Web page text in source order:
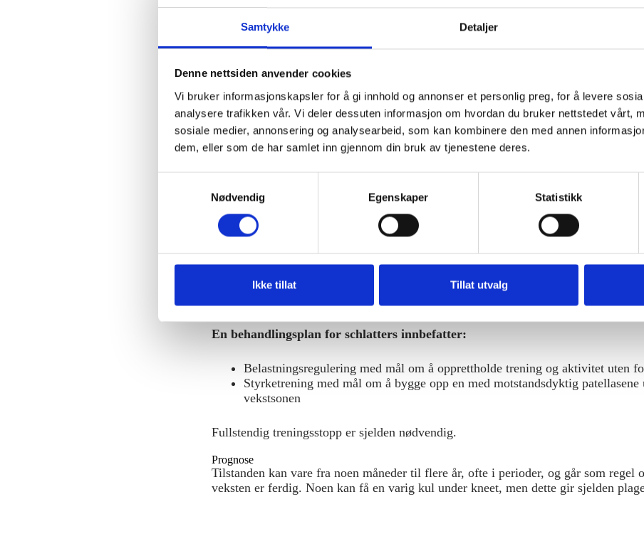
Samtykke Detaljer
Denne nettsiden anvender cookies
Vi bruker informasjonskapsler for å gi innhold og annonser et personlig preg, for å levere
analysere trafikken vår. Vi deler dessuten informasjon om hvordan du bruker nettstedet vårt,
sosiale medier, annonsering og analysearbeid, som kan kombinere den med annen
dem, eller som de har samlet inn gjennom din bruk av tjenestene deres.
v
Nødvendig Egenskaper Statistikk
Ikke tillat Tillat utvalg
Symptomer
Smerter og ømhet rett under kneskålen
Hevelse eller kul over senefestet på leggbenet
Smerter ved løping, hopping og knebøy
Ømhet ved trykk på området
Ofte verre etter aktivitet
Diagnose
Schlaters behandles konservativt,som betyr at tilstanden vanligvis ikke krever
En behandlingsplan for schlatters innbefatter:
Belastningsregulering med mål om å opprettholde trening og aktivitet uten
Styrketrening med mål om å bygge opp en med motstandsdyktig
vekstsonen
Fullstendig treningsstopp er sjelden nødvendig.
Prognose
Tilstanden kan vare fra noen måneder til flere år, ofte i perioder, og går som regel
veksten er ferdig. Noen kan få en varig kul under kneet, men dette gir sjelden